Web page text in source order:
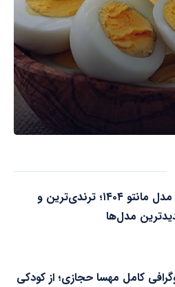
۱۵ مدل مانتو ۱۴۰۴؛ ترندی‌ترین و
مدل‌ها
کامل مهسا حجازی؛ از کودکی